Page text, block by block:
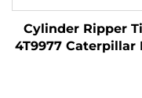
Cylinder Ripper
4T9977 Caterpillar